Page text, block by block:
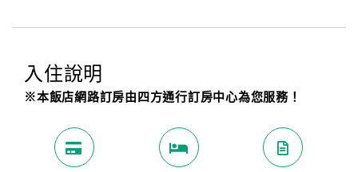
入住說明
※本飯店網路訂房由四方通行訂房中心為您服務！